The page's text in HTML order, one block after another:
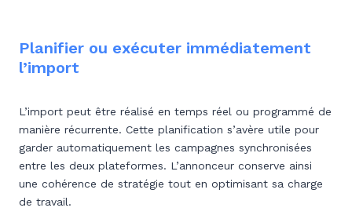
Planifier ou exécuter immédiatement
l’import
L’import peut être réalisé en temps réel ou programmé de
manière récurrente. Cette planification s’avère utile pour
garder automatiquement les campagnes synchronisées
entre les deux plateformes. L’annonceur conserve ainsi
une cohérence de stratégie tout en optimisant sa charge
de travail.